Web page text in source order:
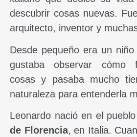
descubrir cosas nuevas.
arquitecto, inventor y
Desde pequeño era un
gustaba observar cómo
cosas y pasaba mucho
naturaleza para entenderla
Leonardo nació en el
de Florencia, en Italia.